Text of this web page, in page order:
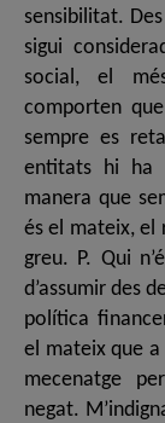
sensibilitat.
sigui
social, el
comporten
sempre es
entitats hi ha
manera que
és el mateix, el
greu. P. Qui
d’assumir des
política
el mateix que
mecenatge
negat.